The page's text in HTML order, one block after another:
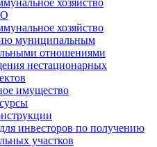
хозяйство
хозяйство
муниципальным
отношениями
нестационарных
имущество
инвесторов по получению
участков